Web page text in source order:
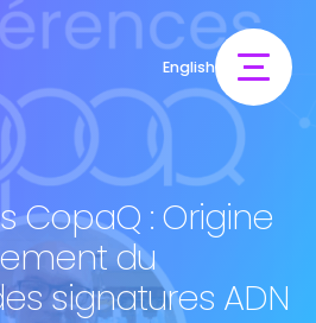
English
CopaQ : Origine
du
signatures ADN